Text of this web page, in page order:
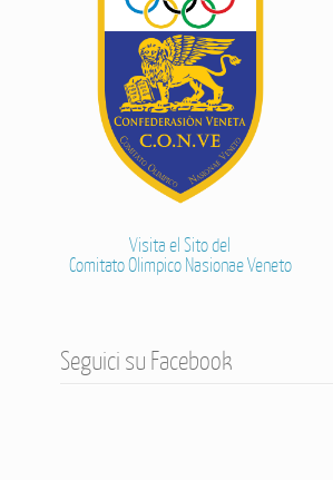
Visita el Sito del
Comitato Olimpico Nasionae Veneto
Seguici su Facebook